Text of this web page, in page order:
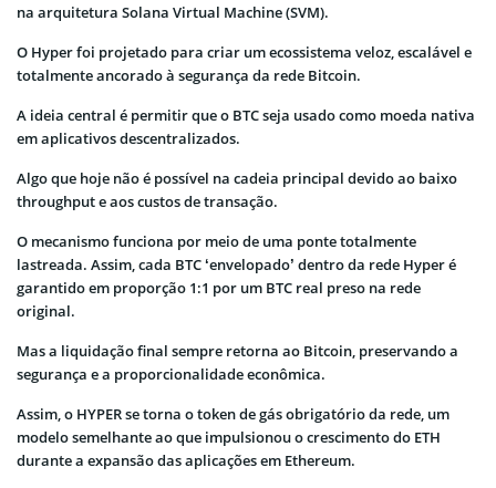
na arquitetura Solana Virtual Machine (SVM).
O Hyper foi projetado para criar um ecossistema veloz, escalável e
totalmente ancorado à segurança da rede Bitcoin.
A ideia central é permitir que o BTC seja usado como moeda nativa
em aplicativos descentralizados.
Algo que hoje não é possível na cadeia principal devido ao baixo
throughput e aos custos de transação.
O mecanismo funciona por meio de uma ponte totalmente
lastreada. Assim, cada BTC ‘envelopado’ dentro da rede Hyper é
garantido em proporção 1:1 por um BTC real preso na rede
original.
Mas a liquidação final sempre retorna ao Bitcoin, preservando a
segurança e a proporcionalidade econômica.
Assim, o HYPER se torna o token de gás obrigatório da rede, um
modelo semelhante ao que impulsionou o crescimento do ETH
durante a expansão das aplicações em Ethereum.